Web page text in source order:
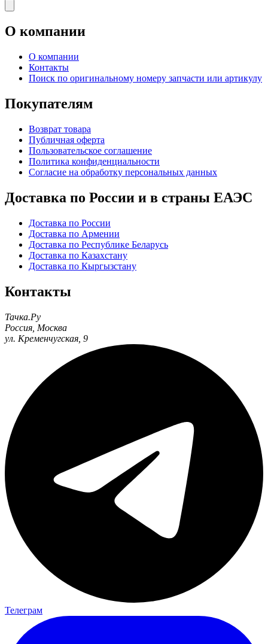
О компании
О компании
Контакты
Поиск по оригинальному номеру запчасти или артикулу
Покупателям
Возврат товара
Публичная оферта
Пользовательское соглашение
Политика конфиденциальности
Согласие на обработку персональных данных
Доставка по России и в страны ЕАЭС
Доставка по России
Доставка по Армении
Доставка по Республике Беларусь
Доставка по Казахстану
Доставка по Кыргызстану
Контакты
Тачка.Ру
Россия Москва
ул. Кременчугская, 9
Телеграм